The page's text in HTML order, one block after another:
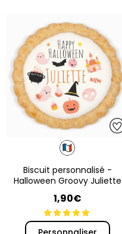
Biscuit personnalisé -
Halloween Groovy Juliette
1,90€